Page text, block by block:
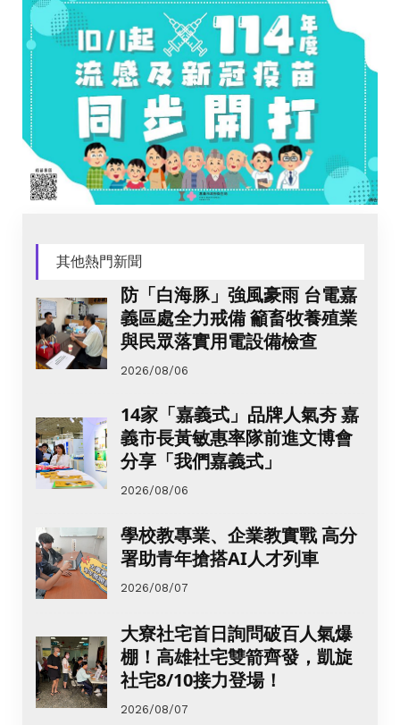
其他熱門新聞
防「白海豚」強風豪雨 台電嘉
義區處全力戒備 籲畜牧養殖業
與民眾落實用電設備檢查
2026/08/06
14家「嘉義式」品牌人氣夯 嘉
義市長黃敏惠率隊前進文博會
分享「我們嘉義式」
2026/08/06
學校教專業、企業教實戰 高分
署助青年搶搭AI人才列車
2026/08/07
大寮社宅首日詢問破百人氣爆
棚！高雄社宅雙箭齊發，凱旋
社宅8/10接力登場！
2026/08/07